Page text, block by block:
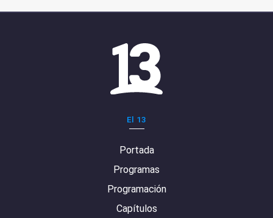
El 13
Portada
Programas
Programación
Capítulos